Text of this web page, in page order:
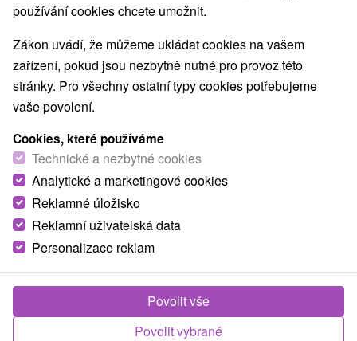
používání cookies chcete umožnit.
Zákon uvádí, že můžeme ukládat cookies na vašem
zařízení, pokud jsou nezbytně nutné pro provoz této
stránky. Pro všechny ostatní typy cookies potřebujeme
vaše povolení.
Cookies, které používáme
Technické a nezbytné cookies
Analytické a marketingové cookies
Reklamné úložisko
Reklamní uživatelská data
Personalizace reklam
Povolit vybrané
Povolit vše